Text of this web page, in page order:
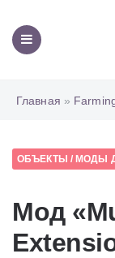
Главная »
ОБЪЕКТЫ / МОДЫ
Мод